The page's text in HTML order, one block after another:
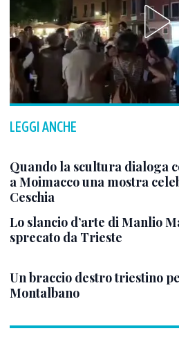
LEGGI ANCHE
Quando la scultura dialoga
a Moimacco una mostra
Ceschia
Lo slancio d’arte di Manlio
sprecato da Trieste
Un braccio destro triestino
Montalbano